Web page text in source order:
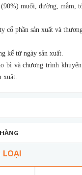
(90%) muối, đường, mắm,
cổ phần sản xuất và
kể từ ngày sản xuất.
bì và chương trình
xuất.
LOẠI